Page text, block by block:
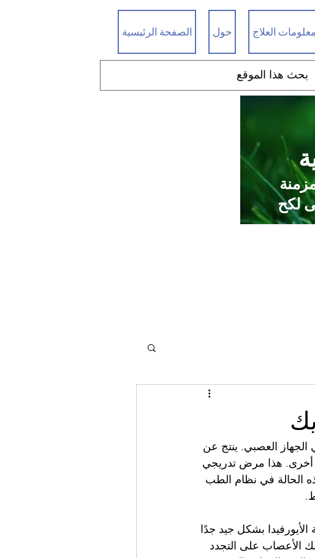
الصفحة الرئيسية حول العلاج
العصبي. ينتج عن
أخرى. هذا مرض تدريجي
الحالة في نظام الطب
الأيورفيدا بشكل جيد جدًا
الأعصاب على التجدد